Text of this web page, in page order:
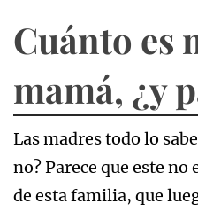
Cuánto es
mamá, ¿y
Las madres todo lo
no? Parece que este no
de esta familia, que